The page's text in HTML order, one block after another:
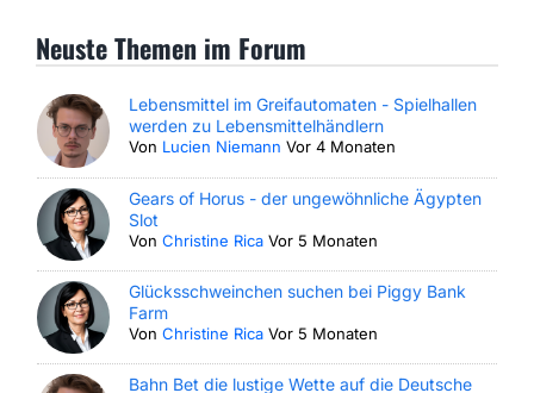
Neuste Themen im Forum
Lebensmittel im Greifautomaten - Spielhallen
werden zu Lebensmittelhändlern
Von Lucien Niemann Vor 4 Monaten
Gears of Horus - der ungewöhnliche Ägypten
Slot
VonChristine Rica Vor 5 Monaten
Glücksschweinchen suchen bei Piggy Bank
Farm
VonChristine Rica Vor 5 Monaten
Bahn Bet die lustige Wette auf die Deutsche